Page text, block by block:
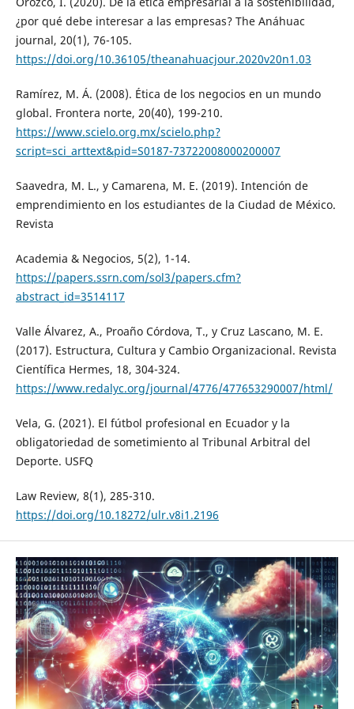
¿por qué debe interesar a las empresas? The Anáhuac
journal, 20(1), 76-105.
https://doi.org/10.36105/theanahuacjour.2020v20n1.03
Ramírez, M. Á. (2008). Ética de los negocios en un mundo
global. Frontera norte, 20(40), 199-210.
https://www.scielo.org.mx/scielo.php?
script=sci_arttext&pid=S0187-73722008000200007
Saavedra, M. L., y Camarena, M. E. (2019). Intención de
emprendimiento en los estudiantes de la Ciudad de México.
Revista
Academia & Negocios, 5(2), 1-14.
https://papers.ssrn.com/sol3/papers.cfm?
abstract_id=3514117
Valle Álvarez, A., Proaño Córdova, T., y Cruz Lascano, M. E.
(2017). Estructura, Cultura y Cambio Organizacional. Revista
Científica Hermes, 18, 304-324.
https://www.redalyc.org/journal/4776/477653290007/html/
Vela, G. (2021). El fútbol profesional en Ecuador y la
obligatoriedad de sometimiento al Tribunal Arbitral del
Deporte. USFQ
Law Review, 8(1), 285-310.
https://doi.org/10.18272/ulr.v8i1.2196